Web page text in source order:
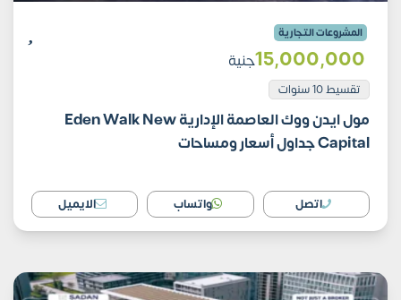
المشروعات التجارية
15٬000٬000جنية
تقسيط 10 سنوات
مول ايدن ووك العاصمة الإدارية Eden Walk New
Capital جداول أسعار ومساحات
اتصل واتساب الايميل